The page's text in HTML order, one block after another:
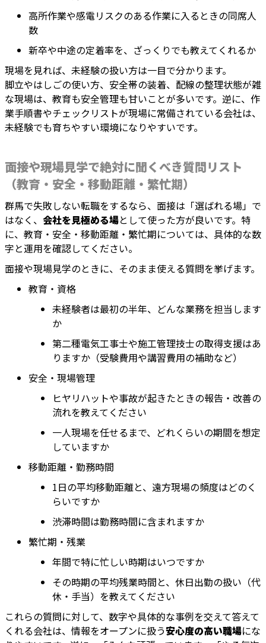
高所作業や感電リスクのある作業に入るときの同席人
数
新卒や中途の定着率を、ざっくりでも教えてくれるか
現場を見れば、未経験の扱い方は一目で分かります。
脚立やはしごの使い方、安全帯の装着、配線の整理状態が雑
な現場は、教育も安全管理も甘いことが多いです。逆に、作
業手順書やチェックリストが現場に常備されている会社は、
未経験でも育ちやすい環境になりやすいです。
面接や現場見学で絶対に聞くべき質問リスト
（教育・安全・移動距離・繁忙期）
群馬で失敗しない転職をするなら、面接は「選ばれる場」で
はなく、 会社を見極める場として使った方が良いです。特
に、教育・安全・移動距離・繁忙期については、具体的な数
字と運用を確認してください。
面接や現場見学のときに、そのまま使える質問を挙げます。
教育・資格
未経験者は最初の半年、どんな業務を担当します
か
第二種電気工事士や施工管理技士の取得支援はあ
りますか（受験費用や講習費用の補助など）
安全・現場管理
ヒヤリハットや事故が起きたときの報告・改善の
流れを教えてください
一人現場を任せるまで、どれくらいの期間を想定
していますか
移動距離・勤務時間
1日の平均移動距離と、遠方現場の頻度はどのく
らいですか
渋滞時間は勤務時間に含まれますか
繁忙期・残業
年間で特に忙しい時期はいつですか
その時期の平均残業時間と、休日出勤の扱い（代
休・手当）を教えてください
これらの質問に対して、数字や具体的な事例を交えて答えて
くれる会社は、情報をオープンに扱う安心度の高い職場にな